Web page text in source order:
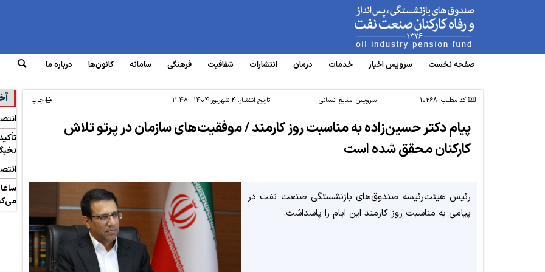
www.oipf.ir
صفحه نخست سرویس‌ اخبار خدمات درمان انتشارات شفافیت فرهنگی سامانه‌ کانون‌ها درباره ما
کد مطلب: 10268 سرویس:منابع انسانی تاریخ انتشار:۴ شهریور ۱۴۰۴ - ۱۱:۴۸ چاپ
پیام دکتر حسین‌زاده به مناسبت روز کارمند / موفقیت‌های سازمان در پرتو تلاش
کارکنان محقق شده است
رئیس هیئت‌رئیسه صندوق‌های بازنشستگی صنعت نفت در
پیامی به مناسبت روز کارمند این ایام را پاسداشت.